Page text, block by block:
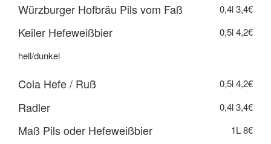
Würzburger Hofbräu Pils vom Faß 0,4l3,4€
Keiler Hefeweißbier 0,5l4,2€
hell/dunkel
Cola Hefe / Ruß 0,5l4,2€
Radler 0,4l3,4€
Maß Pils oder Hefeweißbier 1L8€